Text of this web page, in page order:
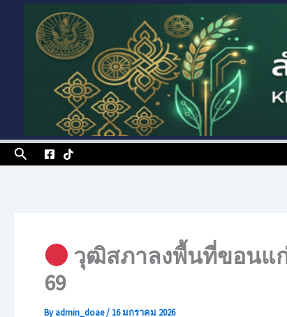
content
Search
วุฒิสภาลงพื้นที่ขอนแ
69
Byadmin_doae/ 16 มกราคม 2026